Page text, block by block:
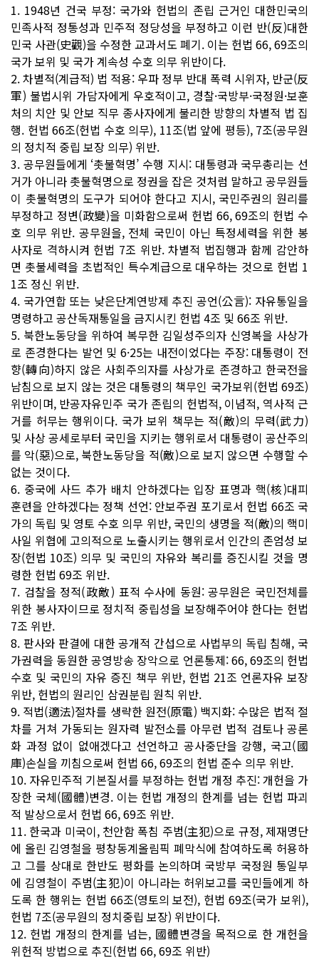
1. 1948년 건국 부정: 국가와 헌법의 존립 근거인 대한민국의
민족사적 정통성과 민주적 정당성을 부정하고 이런 반(反)대한
민국 사관(史觀)을 수정한 교과서도 폐기. 이는 헌법 66, 69조의
국가 보위 및 국가 계속성 수호 의무 위반이다.
2. 차별적(계급적) 법 적용: 우파 정부 반대 폭력 시위자, 반군(反
軍) 불법시위 가담자에게 우호적이고, 경찰·국방부·국정원·보훈
처의 치안 및 안보 직무 종사자에게 불리한 방향의 차별적 법 집
행. 헌법 66조(헌법 수호 의무), 11조(법 앞에 평등), 7조(공무원
의 정치적 중립 보장 의무) 위반.
3. 공무원들에게 ‘촛불혁명’ 수행 지시: 대통령과 국무총리는 선
거가 아니라 촛불혁명으로 정권을 잡은 것처럼 말하고 공무원들
이 촛불혁명의 도구가 되어야 한다고 지시, 국민주권의 원리를
부정하고 정변(政變)을 미화함으로써 헌법 66, 69조의 헌법 수
호 의무 위반. 공무원을, 전체 국민이 아닌 특정세력을 위한 봉
사자로 격하시켜 헌법 7조 위반. 차별적 법집행과 함께 감안하
면 촛불세력을 초법적인 특수계급으로 대우하는 것으로 헌법 1
1조 정신 위반.
4. 국가연합 또는 낮은단계연방제 추진 공언(公言): 자유통일을
명령하고 공산독재통일을 금지시킨 헌법 4조 및 66조 위반.
5. 북한노동당을 위하여 복무한 김일성주의자 신영복을 사상가
로 존경한다는 발언 및 6·25는 내전이었다는 주장: 대통령이 전
향(轉向)하지 않은 사회주의자를 사상가로 존경하고 한국전을
남침으로 보지 않는 것은 대통령의 책무인 국가보위(헌법 69조)
위반이며, 반공자유민주 국가 존립의 헌법적, 이념적, 역사적 근
거를 허무는 행위이다. 국가 보위 책무는 적(敵)의 무력(武力)
및 사상 공세로부터 국민을 지키는 행위로서 대통령이 공산주의
를 악(惡)으로, 북한노동당을 적(敵)으로 보지 않으면 수행할 수
없는 것이다.
6. 중국에 사드 추가 배치 안하겠다는 입장 표명과 핵(核)대피
훈련을 안하겠다는 정책 선언: 안보주권 포기로서 헌법 66조 국
가의 독립 및 영토 수호 의무 위반, 국민의 생명을 적(敵)의 핵미
사일 위협에 고의적으로 노출시키는 행위로서 인간의 존엄성 보
장(헌법 10조) 의무 및 국민의 자유와 복리를 증진시킬 것을 명
령한 헌법 69조 위반.
7. 검찰을 정적(政敵) 표적 수사에 동원: 공무원은 국민전체를
위한 봉사자이므로 정치적 중립성을 보장해주어야 한다는 헌법
7조 위반.
8. 판사와 판결에 대한 공개적 간섭으로 사법부의 독립 침해, 국
가권력을 동원한 공영방송 장악으로 언론통제: 66, 69조의 헌법
수호 및 국민의 자유 증진 책무 위반, 헌법 21조 언론자유 보장
위반, 헌법의 원리인 삼권분립 원칙 위반.
9. 적법(適法)절차를 생략한 원전(原電) 백지화: 수많은 법적 절
차를 거쳐 가동되는 원자력 발전소를 아무런 법적 검토나 공론
화 과정 없이 없애겠다고 선언하고 공사중단을 강행, 국고(國
庫)손실을 끼침으로써 헌법 66, 69조의 헌법 준수 의무 위반.
10. 자유민주적 기본질서를 부정하는 헌법 개정 추진: 개헌을 가
장한 국체(國體)변경. 이는 헌법 개정의 한계를 넘는 헌법 파괴
적 발상으로서 헌법 66, 69조 위반.
11. 한국과 미국이, 천안함 폭침 주범(主犯)으로 규정, 제재명단
에 올린 김영철을 평창동계올림픽 폐막식에 참여하도록 허용하
고 그를 상대로 한반도 평화를 논의하며 국방부 국정원 통일부
에 김영철이 주범(主犯)이 아니라는 허위보고를 국민들에게 하
도록 한 행위는 헌법 66조(영토의 보전), 헌법 69조(국가 보위),
헌법 7조(공무원의 정치중립 보장) 위반이다.
12. 헌법 개정의 한계를 넘는, 國體변경을 목적으로 한 개헌을
위헌적 방법으로 추진(헌법 66, 69조 위반)